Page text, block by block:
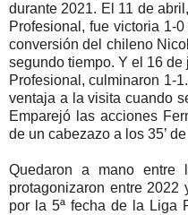
durante 2021. El 11 de
Profesional, fue victoria 1-
conversión del chileno
segundo tiempo. Y el 16
Profesional, culminaron 1-
ventaja a la visita cuando
Emparejó las acciones
de un cabezazo a los 35’
Quedaron a mano entre
protagonizaron entre
por la 5ª fecha de la Liga